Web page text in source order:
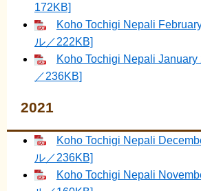
172KB]
Koho Tochigi Nepali
ル／222KB]
Koho Tochigi Nepali
／236KB]
2021
Koho Tochigi Nepali
ル／236KB]
Koho Tochigi Nepali